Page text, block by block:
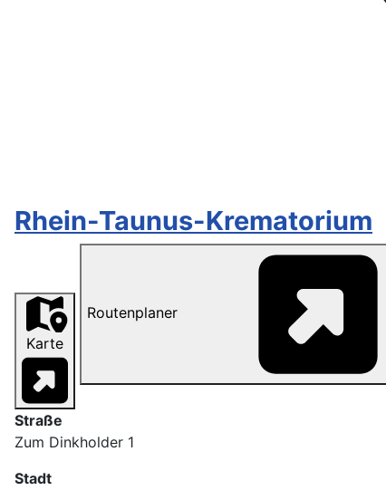
Rhein-Taunus-Krematorium
Karte
Routenplaner
Straße
Zum Dinkholder 1
Stadt